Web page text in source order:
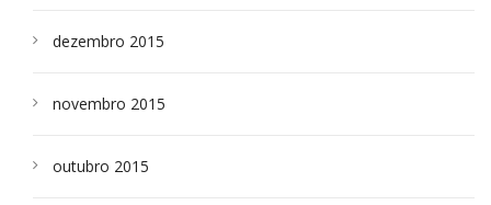
dezembro 2015
novembro 2015
outubro 2015